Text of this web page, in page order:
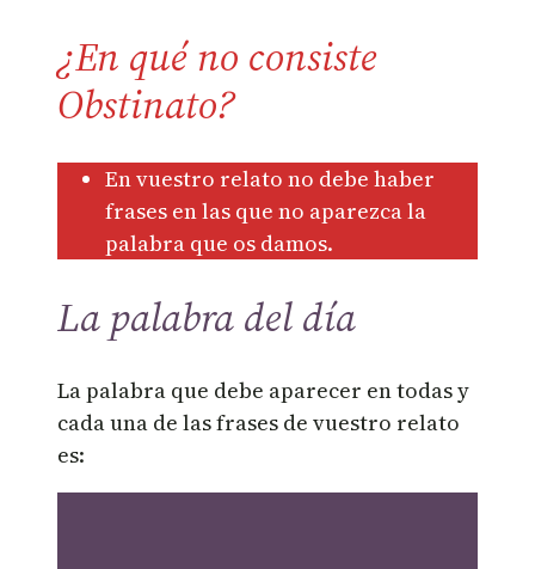
¿En qué no consiste
Obstinato?
En vuestro relato no debe haber
frases en las que no aparezca la
palabra que os damos.
La palabra del día
La palabra que debe aparecer en todas y
cada una de las frases de vuestro relato
es: